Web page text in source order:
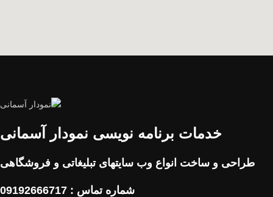
خدمات برنامه نویسی نمودار آسمانی
طراحی و ساخت انواع وب سایتهای تبلیغاتی و فروشگاهی
شماره تماس : 09192666717